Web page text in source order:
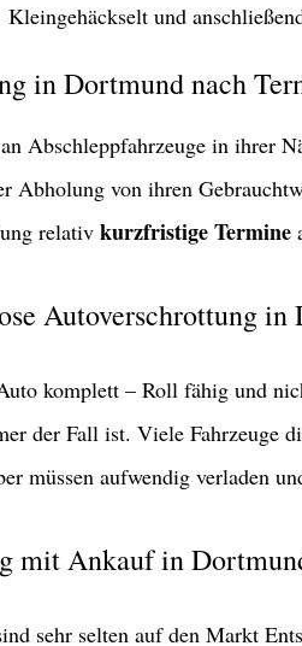
und
in Dortmund nach
Abschleppfahrzeuge in ihrer
Abholung von ihren
relativ kurzfristige Termine
Autoverschrottung
komplett – Roll fähig und
der Fall ist. Viele Fahrzeuge
müssen aufwendig verladen
mit Ankauf in
sehr selten auf den Markt